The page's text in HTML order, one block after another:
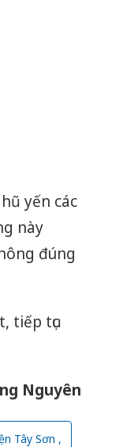
yến các
này
đúng
tiếp tục
Nguyên
Tây Sơn ,